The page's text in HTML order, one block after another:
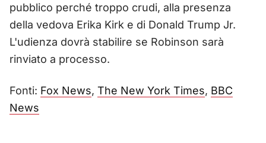
pubblico perché troppo crudi, alla presenza
della vedova Erika Kirk e di Donald Trump Jr.
L'udienza dovrà stabilire se Robinson sarà
rinviato a processo.
Fonti: Fox News, The New York Times, BBC
News